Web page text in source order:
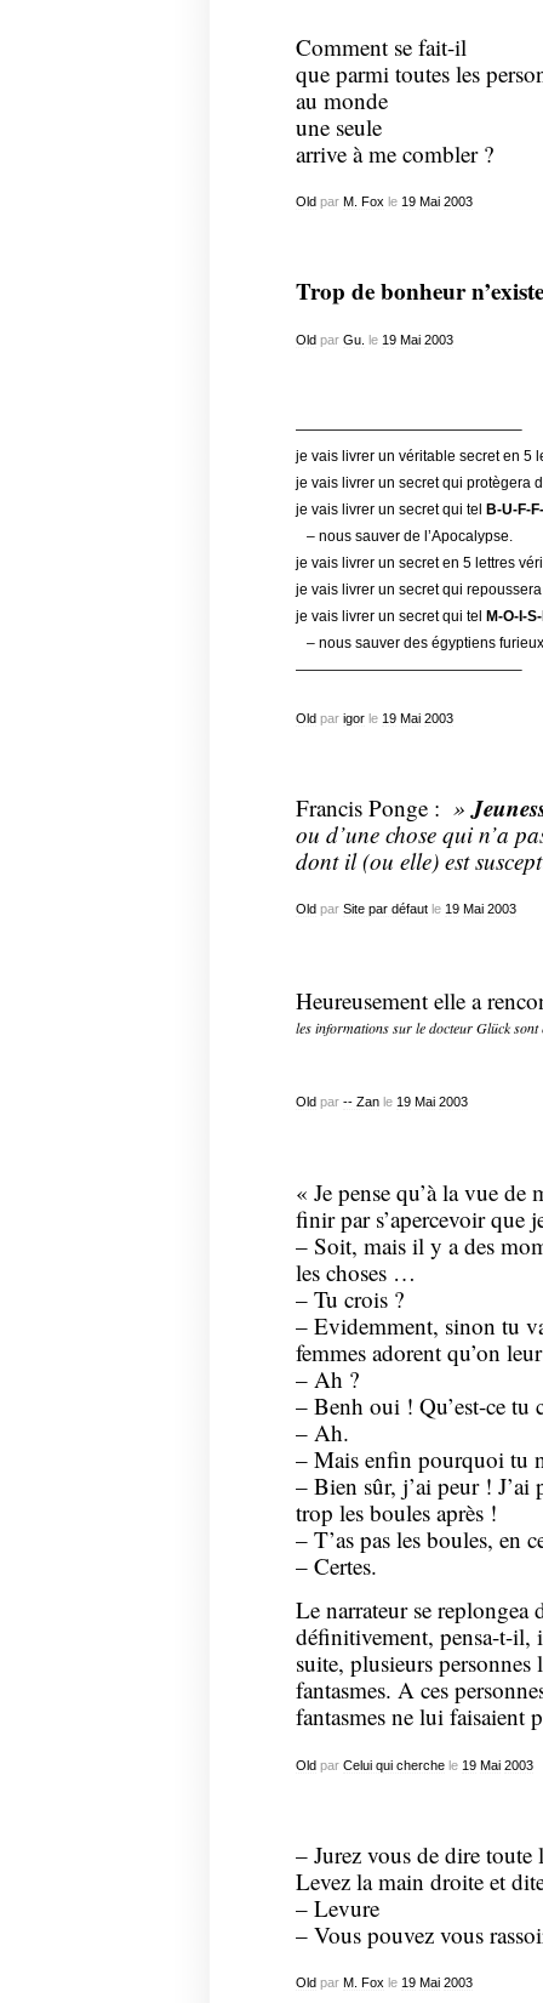
Comment se fait-il
que parmi toutes les
au monde
une seule
arrive à me combler ?
Oldpar M. Fox le 19 Mai 2003
Trop de bonheur
Oldpar Gu. le 19 Mai 2003
———————————————–
je vais livrer un véritable secret en 5
je vais livrer un secret qui protègera
je vais livrer un secret qui tel
B-U-F-
– nous sauver de l’Apocalypse.
je vais livrer un secret en 5 lettres
je vais livrer un secret qui
je vais livrer un secret qui tel
M-O-I-
– nous sauver des égyptiens
———————————————–
Oldpar igorle 19 Mai 2003
Francis Ponge : »
ou d’une chose qui n’a
dont il (ou elle) est
Old par Site par défautle 19 Mai 2003
Heureusement elle a
les informations sur le docteur Glück
Old par -- Zanle 19 Mai 2003
« Je pense qu’à la vue
finir par s’apercevoir
– Soit, mais il y a des
les choses …
– Tu crois ?
– Evidemment, sinon tu
femmes adorent qu’on
– Ah ?
– Benh oui ! Qu’est-ce tu
– Ah.
– Mais enfin pourquoi tu
– Bien sûr, j’ai peur ! J’ai
trop les boules après !
– T’as pas les boules, en
– Certes.
Le narrateur se replongea
définitivement, pensa-t-il,
suite, plusieurs
fantasmes. A ces
fantasmes ne lui faisaient
Oldpar Celui qui cherchele 19 Mai 2003
– Jurez vous de dire toute
Levez la main droite et
– Levure
– Vous pouvez vous
Old par M. Foxle 19 Mai 2003